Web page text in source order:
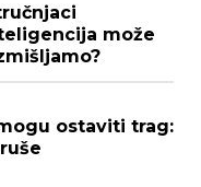
može
ostaviti trag: